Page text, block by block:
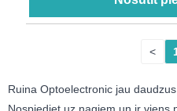
<
Ruina Optoelectronic jau